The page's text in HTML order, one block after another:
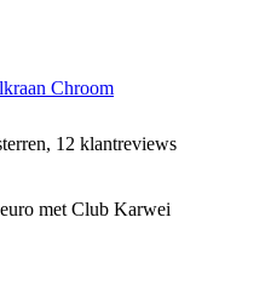
Chroom
12 klantreviews
met Club Karwei